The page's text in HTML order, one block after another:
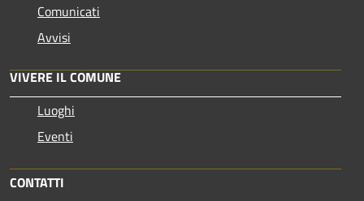
Comunicati
Avvisi
VIVERE IL COMUNE
Luoghi
Eventi
CONTATTI